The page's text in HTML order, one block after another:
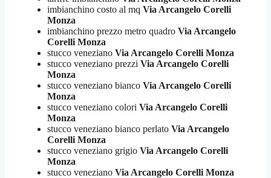
imbianchino costo al mq Via Arcangelo Corelli
Monza
imbianchino prezzo metro quadro Via Arcangelo
Corelli Monza
stucco veneziano Via Arcangelo Corelli Monza
stucco veneziano prezzi Via Arcangelo Corelli
Monza
stucco veneziano bianco Via Arcangelo Corelli
Monza
stucco veneziano colori Via Arcangelo Corelli
Monza
stucco veneziano bianco perlato Via Arcangelo
Corelli Monza
stucco veneziano grigio Via Arcangelo Corelli
Monza
stucco veneziano Via Arcangelo Corelli Monza